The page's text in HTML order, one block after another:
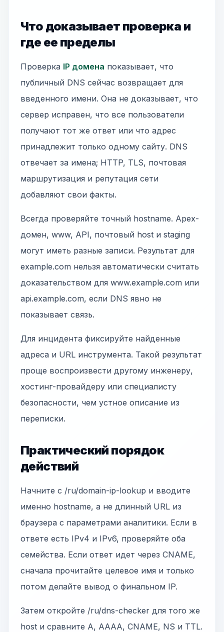
Что доказывает проверка и
где ее пределы
Проверка IP домена показывает, что
публичный DNS сейчас возвращает для
введенного имени. Она не доказывает, что
сервер исправен, что все пользователи
получают тот же ответ или что адрес
принадлежит только одному сайту. DNS
отвечает за имена; HTTP, TLS, почтовая
маршрутизация и репутация сети
добавляют свои факты.
Всегда проверяйте точный hostname. Apex-
домен, www, API, почтовый host и staging
могут иметь разные записи. Результат для
example.com нельзя автоматически считать
доказательством для www.example.com или
api.example.com, если DNS явно не
показывает связь.
Для инцидента фиксируйте найденные
адреса и URL инструмента. Такой результат
проще воспроизвести другому инженеру,
хостинг-провайдеру или специалисту
безопасности, чем устное описание из
переписки.
Практический порядок
действий
Начните с /ru/domain-ip-lookup и вводите
именно hostname, а не длинный URL из
браузера с параметрами аналитики. Если в
ответе есть IPv4 и IPv6, проверяйте оба
семейства. Если ответ идет через CNAME,
сначала прочитайте целевое имя и только
потом делайте вывод о финальном IP.
Затем откройте /ru/dns-checker для того же
host и сравните A, AAAA, CNAME, NS и TTL.